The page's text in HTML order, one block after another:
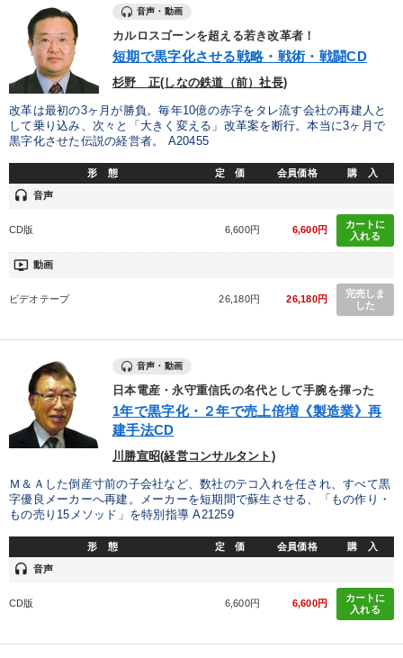
音声・動画
カルロスゴーンを超える若き改革者！
短期で黒字化させる戦略・戦術・戦闘CD
杉野 正(しなの鉄道（前）社長)
改革は最初の3ヶ月が勝負。毎年10億の赤字をタレ流す会社の再建人と
して乗り込み、次々と「大きく変える」改革案を断行。本当に3ヶ月で
黒字化させた伝説の経営者。 A20455
形 態 定 価 会員価格 購 入
headset 音声
CD版 6,600円 6,600円
カートに
入れる
ondemand_video 動画
ビデオテープ 26,180円 26,180円
完売しま
した
音声・動画
日本電産・永守重信氏の名代として手腕を揮った
1年で黒字化・２年で売上倍増《製造業》再
建手法CD
川勝宣昭(経営コンサルタント)
Ｍ＆Ａした倒産寸前の子会社など、数社のテコ入れを任され、すべて黒
字優良メーカーへ再建。メーカーを短期間で蘇生させる、「もの作り・
もの売り15メソッド」を特別指導 A21259
形 態 定 価 会員価格 購 入
headset 音声
CD版 6,600円 6,600円
カートに
入れる